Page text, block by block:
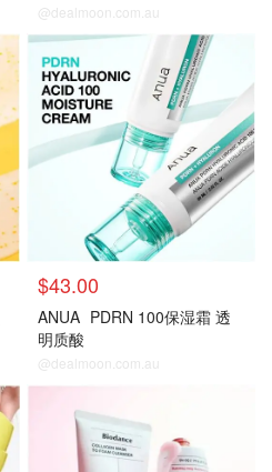
@dealmoon.com.au
$43.00
ANUA PDRN 100保湿霜 透
明质酸
@dealmoon.com.au